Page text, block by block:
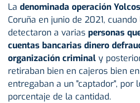
La denominada operación Yolcos
Coruña en junio de 2021,
detectaron a varias personas
cuentas bancarias dinero
organización criminal y
retiraban bien en cajeros bien
entregaban a un "captador", por
porcentaje de la cantidad.